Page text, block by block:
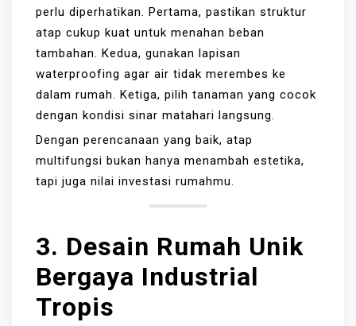
perlu diperhatikan. Pertama, pastikan struktur
atap cukup kuat untuk menahan beban
tambahan. Kedua, gunakan lapisan
waterproofing agar air tidak merembes ke
dalam rumah. Ketiga, pilih tanaman yang cocok
dengan kondisi sinar matahari langsung.
Dengan perencanaan yang baik, atap
multifungsi bukan hanya menambah estetika,
tapi juga nilai investasi rumahmu.
3. Desain Rumah Unik
Bergaya Industrial
Tropis